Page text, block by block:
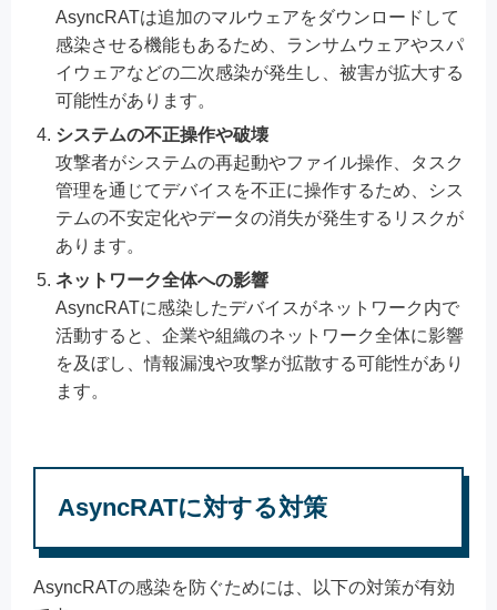
AsyncRATは追加のマルウェアをダウンロードして
感染させる機能もあるため、ランサムウェアやスパ
イウェアなどの二次感染が発生し、被害が拡大する
可能性があります。
システムの不正操作や破壊
攻撃者がシステムの再起動やファイル操作、タスク
管理を通じてデバイスを不正に操作するため、シス
テムの不安定化やデータの消失が発生するリスクが
あります。
ネットワーク全体への影響
AsyncRATに感染したデバイスがネットワーク内で
活動すると、企業や組織のネットワーク全体に影響
を及ぼし、情報漏洩や攻撃が拡散する可能性があり
ます。
AsyncRATに対する対策
AsyncRATの感染を防ぐためには、以下の対策が有効